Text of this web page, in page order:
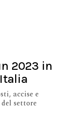
2023 in
accise e
settore